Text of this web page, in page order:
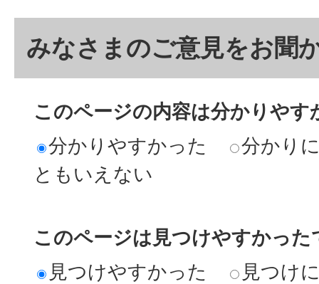
みなさまのご意見をお聞
このページの内容は分かりやす
分かりやすかった
分かり
ともいえない
このページは見つけやすかった
見つけやすかった
見つけ